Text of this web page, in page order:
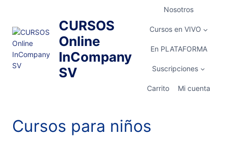
contenido
CURSOS
Online
InCompany
SV
Nosotros
Cursos en VIVO
En PLATAFORMA
Suscripciones
Carrito Mi cuenta
Cursos para niños